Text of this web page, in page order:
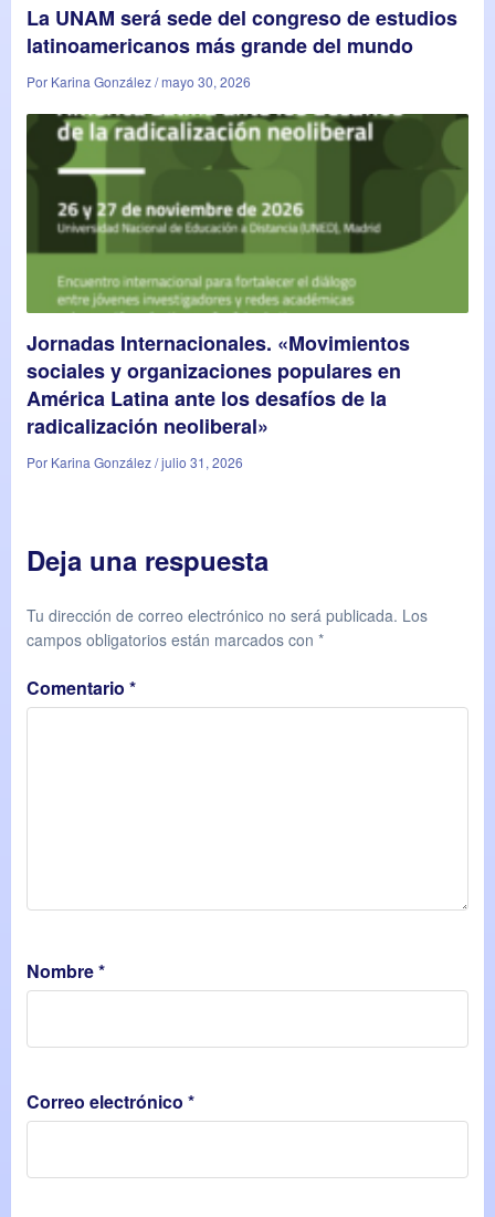
La UNAM será sede del congreso de estudios
latinoamericanos más grande del mundo
Por Karina González / mayo 30, 2026
Jornadas Internacionales. «Movimientos
sociales y organizaciones populares en
América Latina ante los desafíos de la
radicalización neoliberal»
Por Karina González / julio 31, 2026
Deja una respuesta
Tu dirección de correo electrónico no será publicada. Los
campos obligatorios están marcados con *
Comentario *
Nombre*
Correo electrónico *